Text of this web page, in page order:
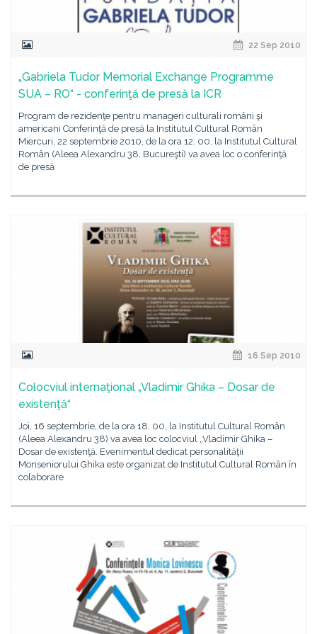
22 Sep 2010
„Gabriela Tudor Memorial Exchange Programme
SUA – RO“ - conferinţă de presă la ICR
Program de rezidenţe pentru manageri culturali români şi
americani Conferinţă de presă la Institutul Cultural Român
Miercuri, 22 septembrie 2010, de la ora 12. 00, la Institutul Cultural
Român (Aleea Alexandru 38, Bucureşti) va avea loc o conferinţă
de presă
16 Sep 2010
Colocviul internaţional „Vladimir Ghika – Dosar de
existenţă“
Joi, 16 septembrie, de la ora 18. 00, la Institutul Cultural Român
(Aleea Alexandru 38) va avea loc colocviul „Vladimir Ghika –
Dosar de existenţă. Evenimentul dedicat personalităţii
Monseniorului Ghika este organizat de Institutul Cultural Român în
colaborare